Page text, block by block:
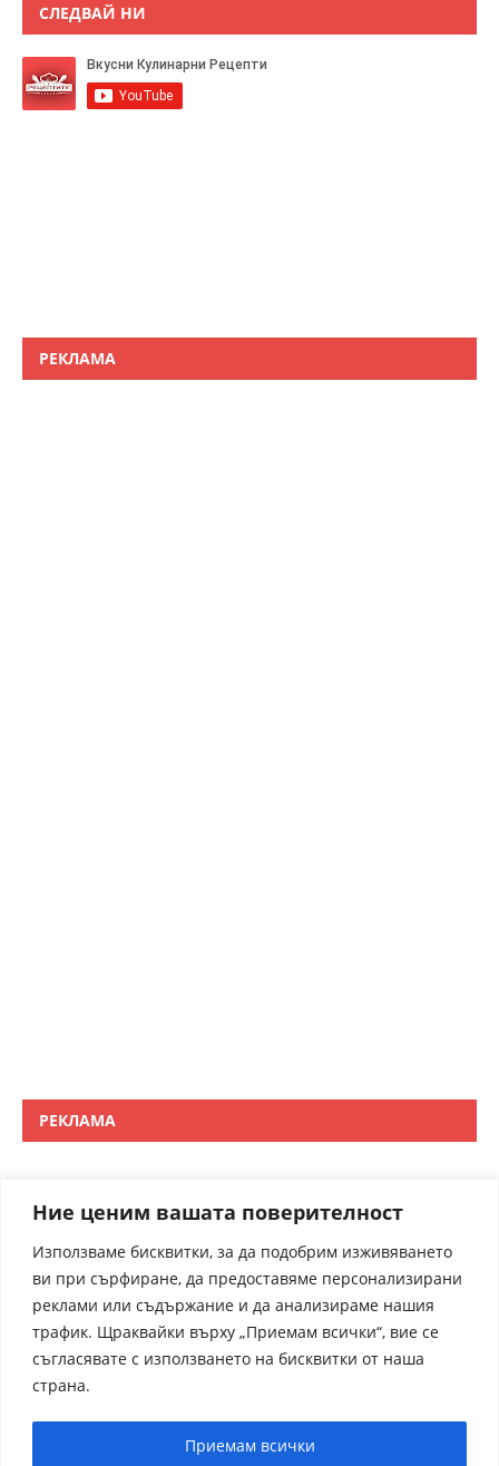
Ние ценим вашата поверителност
Използваме бисквитки, за да подобрим изживяването
ви при сърфиране, да предоставяме персонализирани
реклами или съдържание и да анализираме нашия
трафик. Щраквайки върху „Приемам всички“, вие се
съгласявате с използването на бисквитки от наша
страна.
Приемам всички
СЛЕДВАЙ НИ
РЕКЛАМА
РЕКЛАМА